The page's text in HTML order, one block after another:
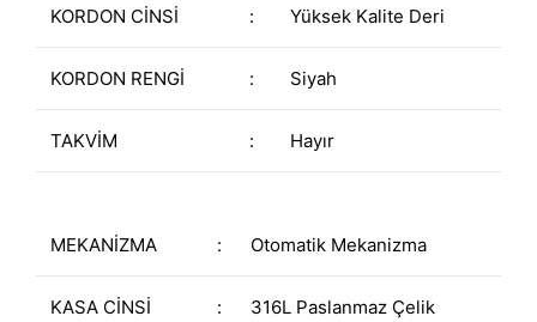
KORDON CİNSİ : Yüksek Kalite Deri
KORDON RENGİ : Siyah
TAKVİM : Hayır
MEKANİZMA : Otomatik Mekanizma
KASA CİNSİ : 316L Paslanmaz Çelik